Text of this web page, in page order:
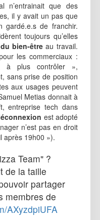
que des
il y avait un pas que
gardé.e.s de franchir.
toujours qu’elles
bien-être au travail.
les commerciaux :
à plus contrôler »,
sans prise de position
aux usages peuvent
Metias donnait à
entreprise tech dans
est adopté
n’est pas en droit
après 19h00 »).
Team" ?
de la taille
partager
membres de
AXyzdpiUFA